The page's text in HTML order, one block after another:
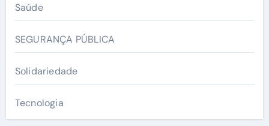
Saúde
SEGURANÇA PÚBLICA
Solidariedade
Tecnologia